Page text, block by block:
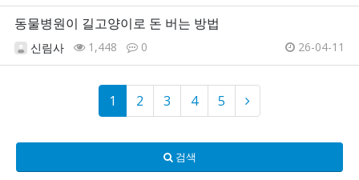
동물병원이 길고양이로 돈 버는 방법
신림사 1,448 0 26-04-11
1 2 3 4 5
검색